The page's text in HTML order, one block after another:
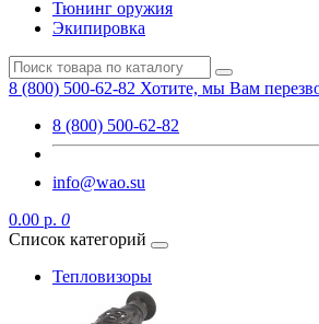
Тюнинг оружия
Экипировка
8 (800) 500-62-82 Хотите, мы Вам
8 (800) 500-62-82
info@wao.su
0.00 р. 0
Список категорий
Тепловизоры